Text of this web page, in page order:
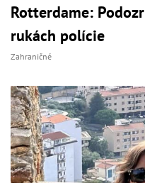
Rotterdame:
rukách polície
Zahraničné